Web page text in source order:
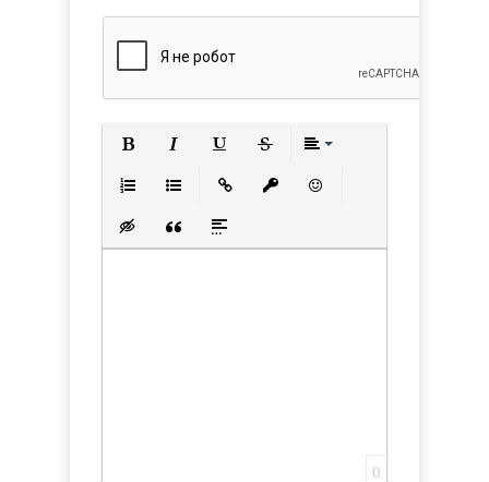
Вставка скрытого текста
Вставка цитаты
Вставка спойлера
0